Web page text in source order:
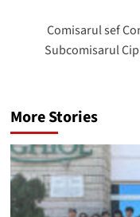
Comisarul sef
Subcomisarul
More Stories